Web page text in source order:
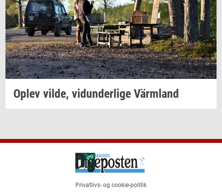
Oplev vilde, vi­dun­der­li­ge Värmland
Privatlivs- og cookie-politik